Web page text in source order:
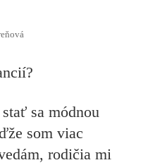
sa módnou
som viac
rodičia mi